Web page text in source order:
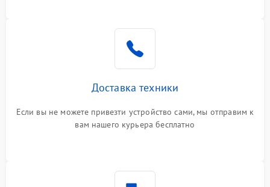
Доставка техники
Если вы не можете привезти устройство сами, мы отправим к
вам нашего курьера бесплатно